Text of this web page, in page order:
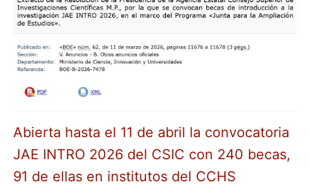
Abierta hasta el 11 de abril la convocatoria
JAE INTRO 2026 del CSIC con 240 becas,
91 de ellas en institutos del CCHS